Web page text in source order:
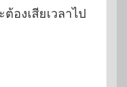
องเสียเวลาไป